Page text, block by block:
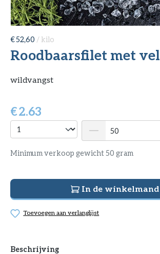
€ 52,60 / kilo
Roodbaarsfilet met vel
wildvangst
€2.63
Minimum verkoop gewicht 50 gram
In de winkelmand
Toevoegen aan verlanglijst
Beschrijving